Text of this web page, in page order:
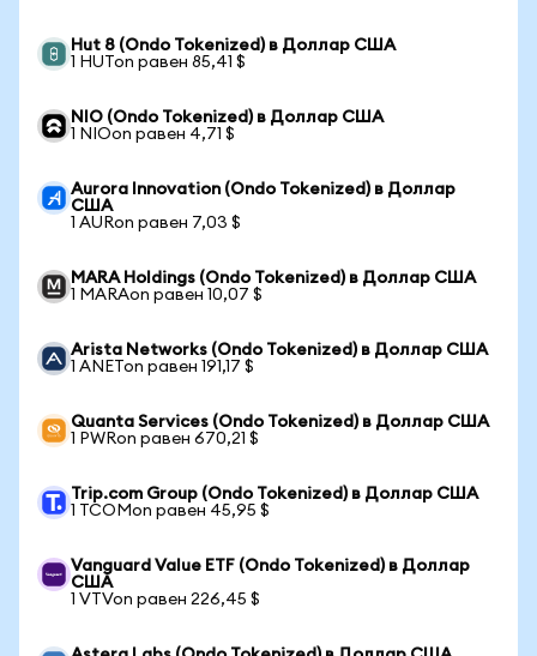
Hut 8 (Ondo Tokenized) в Доллар США
1 HUTon равен 85,41 $
NIO (Ondo Tokenized) в Доллар США
1 NIOon равен 4,71 $
Aurora Innovation (Ondo Tokenized) в Доллар
США
1 AURon равен 7,03 $
MARA Holdings (Ondo Tokenized) в Доллар США
1 MARAon равен 10,07 $
Arista Networks (Ondo Tokenized) в Доллар США
1 ANETon равен 191,17 $
Quanta Services (Ondo Tokenized) в Доллар США
1 PWRon равен 670,21 $
Trip.com Group (Ondo Tokenized) в Доллар США
1 TCOMon равен 45,95 $
Vanguard Value ETF (Ondo Tokenized) в Доллар
США
1 VTVon равен 226,45 $